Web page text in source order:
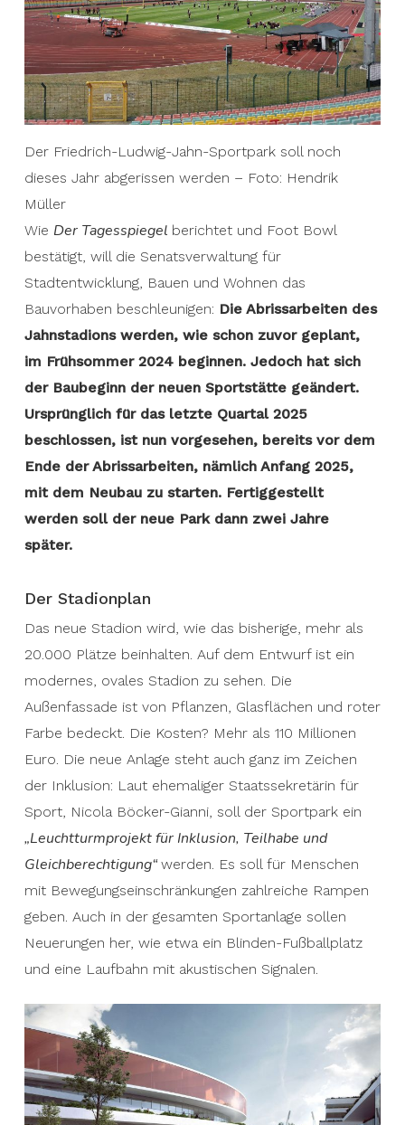
Der Friedrich-Ludwig-Jahn-Sportpark soll noch
dieses Jahr abgerissen werden – Foto: Hendrik
Müller
Wie Der Tagesspiegel berichtet und Foot Bowl
bestätigt, will die Senatsverwaltung für
Stadtentwicklung, Bauen und Wohnen das
Bauvorhaben beschleunigen: Die Abrissarbeiten des
Jahnstadions werden, wie schon zuvor geplant,
im Frühsommer 2024 beginnen. Jedoch hat sich
der Baubeginn der neuen Sportstätte geändert.
Ursprünglich für das letzte Quartal 2025
beschlossen, ist nun vorgesehen, bereits vor dem
Ende der Abrissarbeiten, nämlich Anfang 2025,
mit dem Neubau zu starten. Fertiggestellt
werden soll der neue Park dann zwei Jahre
später.
Der Stadionplan
Das neue Stadion wird, wie das bisherige, mehr als
20.000 Plätze beinhalten. Auf dem Entwurf ist ein
modernes, ovales Stadion zu sehen. Die
Außenfassade ist von Pflanzen, Glasflächen und roter
Farbe bedeckt. Die Kosten? Mehr als 110 Millionen
Euro. Die neue Anlage steht auch ganz im Zeichen
der Inklusion: Laut ehemaliger Staatssekretärin für
Sport, Nicola Böcker-Gianni, soll der Sportpark ein
„Leuchtturmprojekt für Inklusion, Teilhabe und
Gleichberechtigung“ werden. Es soll für Menschen
mit Bewegungseinschränkungen zahlreiche Rampen
geben. Auch in der gesamten Sportanlage sollen
Neuerungen her, wie etwa ein Blinden-Fußballplatz
und eine Laufbahn mit akustischen Signalen.